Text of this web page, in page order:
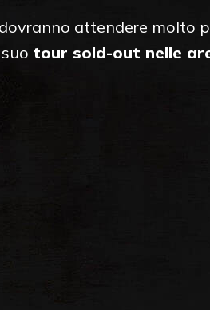
attendere molto
suo tour sold-out nelle